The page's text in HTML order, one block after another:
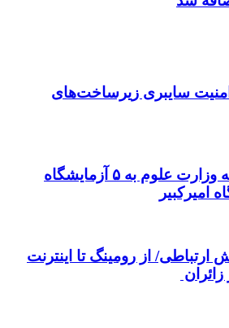
سایبری زیرساخت‌های
اختصاص پژوهانه وزارت علوم به ۵ آزمایشگاه
امیرکبیر
ارتباطی/ از رومینگ تا اینترنت